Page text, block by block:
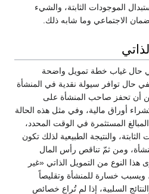
الموجودات الثابتة، والشيء
الاجتماعي وما شابه ذلك.
غياب خطة تمويل واضحة
حال توافر سيولة نقدية في المنشأة
أن تحفز صاحب المنشأة على
أوراق مالية، وفي مثل هذه الحالة
المستثمرة في الوقت المحدد،
والنتيجة الطبيعية لذلك تكون
ومن ثمّ تناقص رأس المال
النوع من التمويل الذاتي «غير
خسارة للمنشأة وتقليصاً
السلبية، إذا لم تُراع خصائص